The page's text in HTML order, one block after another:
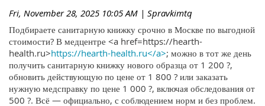
Fri, November 28, 2025 10:05 AM | Spravkimtq
Подбираете санитарную книжку срочно в Москве по выгодной
стоимости? В медцентре <a href=https://hearth-
health.ru>https://hearth-health.ru</a>; можно в тот же день
получить санитарную книжку нового образца от 1 200 ?,
обновить действующую по цене от 1 800 ? или заказать
нужную медсправку по цене 1 000 ?, включая обследования от
500 ?. Всё — официально, с соблюдением норм и без проблем.